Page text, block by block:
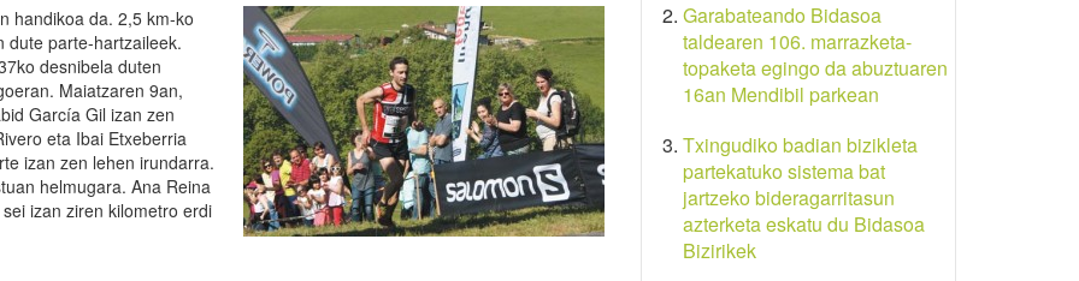
handikoa da. 2,5 km-ko
dute parte-hartzaileek.
desnibela duten
Maiatzaren 9an,
García Gil izan zen
eta Ibai Etxeberria
izan zen lehen irundarra.
helmugara. Ana Reina
izan ziren kilometro erdi
Garabateando Bidasoa
taldearen 106. marrazketa-
topaketa egingo da abuztuaren
16an Mendibil parkean
Txingudiko badian bizikleta
partekatuko sistema bat
jartzeko bideragarritasun
azterketa eskatu du Bidasoa
Bizirikek